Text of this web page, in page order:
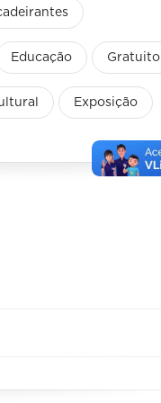
Educação Gratuito
Exposição